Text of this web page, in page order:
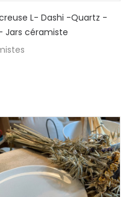
L- Dashi -Quartz -
Jars céramiste